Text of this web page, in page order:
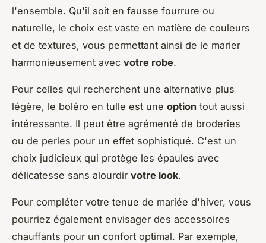
l'ensemble. Qu'il soit en fausse fourrure ou
naturelle, le choix est vaste en matière de couleurs
et de textures, vous permettant ainsi de le marier
harmonieusement avec votre robe.
Pour celles qui recherchent une alternative plus
légère, le boléro en tulle est une option tout aussi
intéressante. Il peut être agrémenté de broderies
ou de perles pour un effet sophistiqué. C'est un
choix judicieux qui protège les épaules avec
délicatesse sans alourdir votre look.
Pour compléter votre tenue de mariée d'hiver, vous
pourriez également envisager des accessoires
chauffants pour un confort optimal. Par exemple,